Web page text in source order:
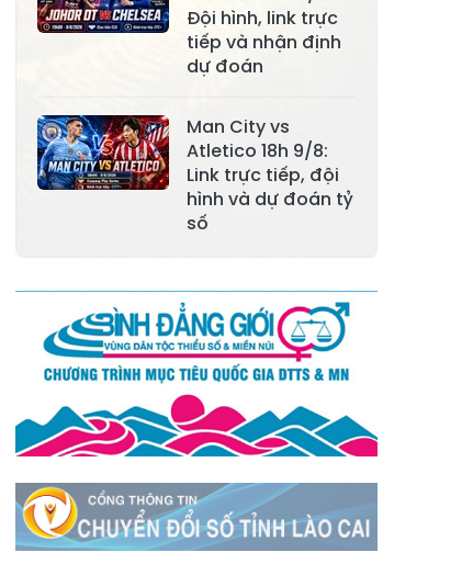
Xã Yên Bình
Xã Bảo Ái
Xã Hưng
Khánh
Xã Lương
Thịnh
Xã Việt Hồng
Xã Quy Mông
Xã Cốc San
Xã Hợp Thành
Quang
Xã Tằng Loỏng
Xã Gia Phú
Xã Mường
Hum
Xã Y Tý
Xã A Mú Sung
Xã Trịnh Tường
Xã Nậm Chày
Xã Bản Xèo
Xã Bát Xát
Đội hình, link trực
tiếp và nhận định
dự đoán
Man City vs
Atletico 18h 9/8:
Link trực tiếp, đội
hình và dự đoán tỷ
số